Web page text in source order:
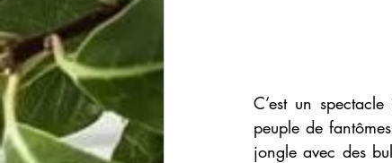
C’est un
peuple de
jongle avec des